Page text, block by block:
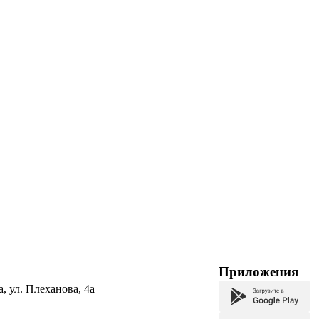
ул. Плеханова, 4а
Приложения